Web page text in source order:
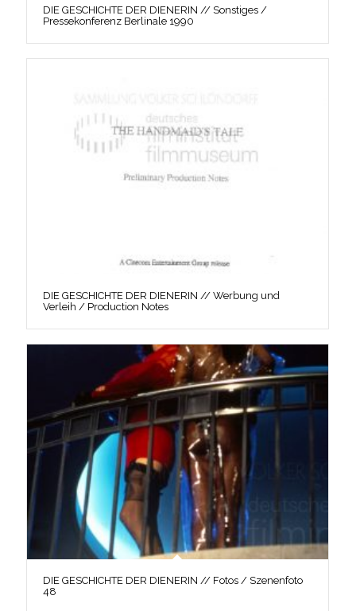
DIE GESCHICHTE DER DIENERIN // Sonstiges /
Pressekonferenz Berlinale 1990
DIE GESCHICHTE DER DIENERIN // Werbung und
Verleih / Production Notes
DIE GESCHICHTE DER DIENERIN // Fotos / Szenenfoto
48